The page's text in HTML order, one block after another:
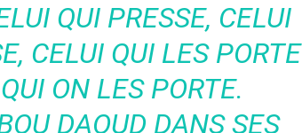
QUI PRESSE, CELUI
CELUI QUI LES PORTE
ON LES PORTE.
DAOUD DANS SES